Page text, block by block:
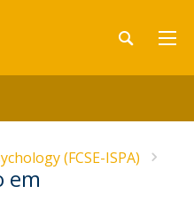
(FCSE-ISPA)
em